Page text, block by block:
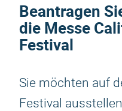
Beantragen
die Messe
Festival
Sie möchten auf
Festival